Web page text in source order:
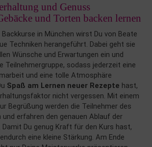
und Genuss
und Torten backen lernen
in München wirst Du von Beate
Techniken herangeführt. Dabei geht sie
Wünsche und Erwartungen ein und
Teilnehmergruppe, sodass jederzeit eine
und eine tolle Atmosphäre
Spaß am Lernen neuer Rezepte hast,
nicht vergessen. Mit einem
Begrüßung werden die Teilnehmer des
erfahren den genauen Ablauf der
Du genug Kraft für den Kurs hast,
eine kleine Stärkung. Am Ende